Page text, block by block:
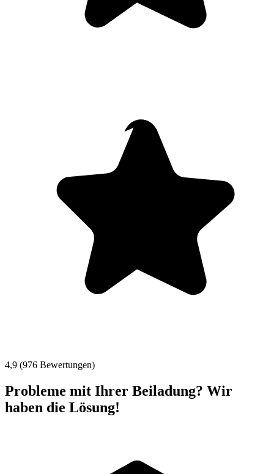
4,9 (976 Bewertungen)
Probleme mit Ihrer Beiladung? Wir
haben die Lösung!